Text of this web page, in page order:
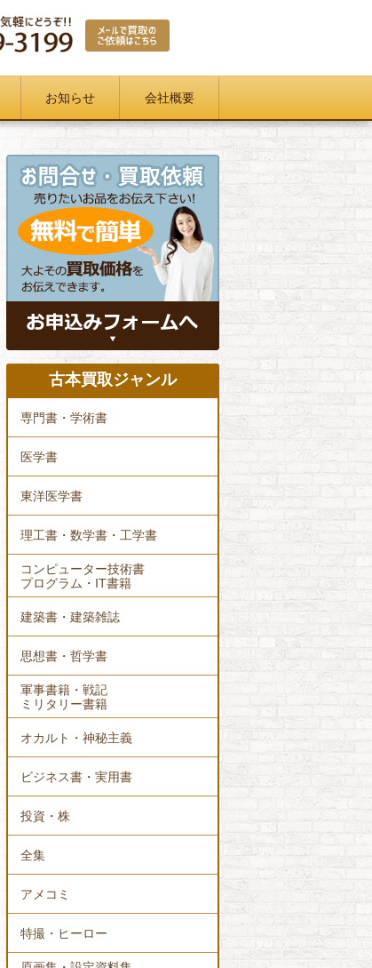
お知らせ 会社概要
古本買取ジャンル
専門書・学術書
医学書
東洋医学書
理工書・数学書・工学書
コンピューター技術書
プログラム・IT書籍
建築書・建築雑誌
思想書・哲学書
軍事書籍・戦記
ミリタリー書籍
オカルト・神秘主義
ビジネス書・実用書
投資・株
全集
アメコミ
特撮・ヒーロー